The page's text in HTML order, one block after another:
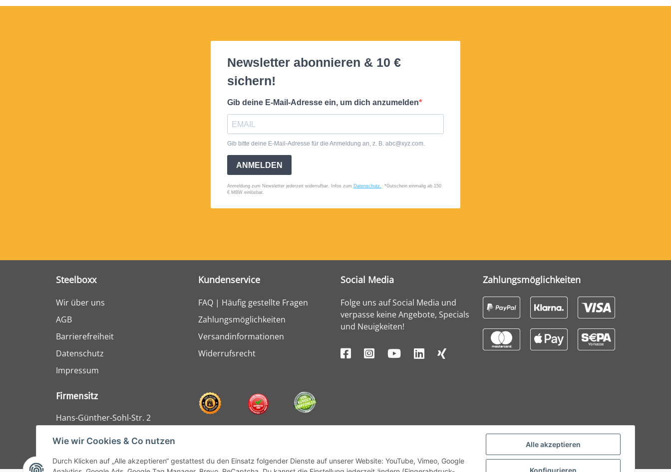
Alle akzeptieren
Konfigurieren
Wie wir Cookies & Co nutzen
Durch Klicken auf „Alle akzeptieren“ gestattest du den Einsatz folgender Dienste auf unserer Website: YouTube, Vimeo, Google
Steelboxx
Wir über uns
AGB
Barrierefreiheit
Datenschutz
Impressum
Kundenservice
FAQ | Häufig gestellte Fragen
Zahlungsmöglichkeiten
Versandinformationen
Widerrufsrecht
Social Media
Folge uns auf Social Media und
verpasse keine Angebote, Specials
und Neuigkeiten!
Zahlungsmöglichkeiten
Firmensitz
Hans-Günther-Sohl-Str. 2